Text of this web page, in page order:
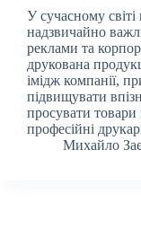
У сучасному світі
надзвичайно
реклами та
друкована
імідж компанії,
підвищувати
просувати
професійні
Михайло